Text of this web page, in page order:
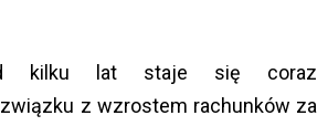
kilku lat staje się coraz
z wzrostem rachunków za